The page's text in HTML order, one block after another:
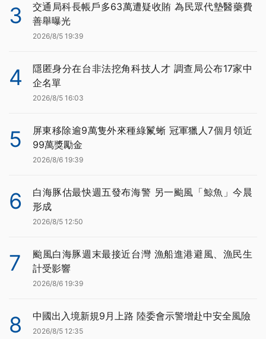
3
交通局科長帳戶多63萬遭疑收賄 為民眾代墊醫藥費
善舉曝光
2026/8/5 19:39
4
隱匿身分在台非法挖角科技人才 調查局公布17家中
企名單
2026/8/5 16:03
5
屏東移除逾9萬隻外來種綠鬣蜥 冠軍獵人7個月領近
99萬獎勵金
2026/8/6 19:39
6
白海豚估最快週五發布海警 另一颱風「鯨魚」今晨
形成
2026/8/5 12:50
7
颱風白海豚週末最接近台灣 漁船進港避風、漁民生
計受影響
2026/8/6 19:39
8 中國出入境新規9月上路 陸委會示警增赴中安全風險
2026/8/5 12:35